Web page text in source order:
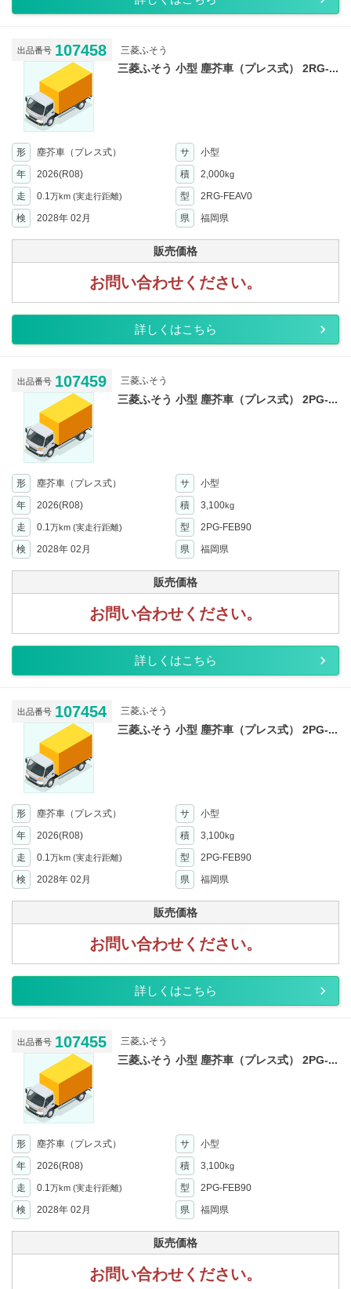
出品番号 107458 三菱ふそう
三菱ふそう 小型 塵芥車（プレス式） 2RG-...
形 塵芥車（プレス式） サ
小型
年
2026(R08) 積 2,000kg
走 0.1万km (実走行距離) 型
2RG-FEAV0
検
2028年 02月 県 福岡県
販売価格
お問い合わせください。
詳しくはこちら
出品番号 107459 三菱ふそう
三菱ふそう 小型 塵芥車（プレス式） 2PG-...
形 塵芥車（プレス式） サ
小型
年
2026(R08) 積 3,100kg
走 0.1 万km (実走行距離) 型
2PG-FEB90
検
2028年 02月 県 福岡県
販売価格
お問い合わせください。
詳しくはこちら
出品番号 107454 三菱ふそう
三菱ふそう 小型 塵芥車（プレス式） 2PG-...
形 塵芥車（プレス式） サ
小型
年
2026(R08) 積 3,100kg
走 0.1 万km (実走行距離) 型
2PG-FEB90
検
2028年 02月 県 福岡県
販売価格
お問い合わせください。
詳しくはこちら
出品番号 107455 三菱ふそう
三菱ふそう 小型 塵芥車（プレス式） 2PG-...
形 塵芥車（プレス式） サ
小型
年
2026(R08) 積 3,100kg
走 0.1 万km (実走行距離) 型
2PG-FEB90
検
2028年 02月 県 福岡県
販売価格
お問い合わせください。